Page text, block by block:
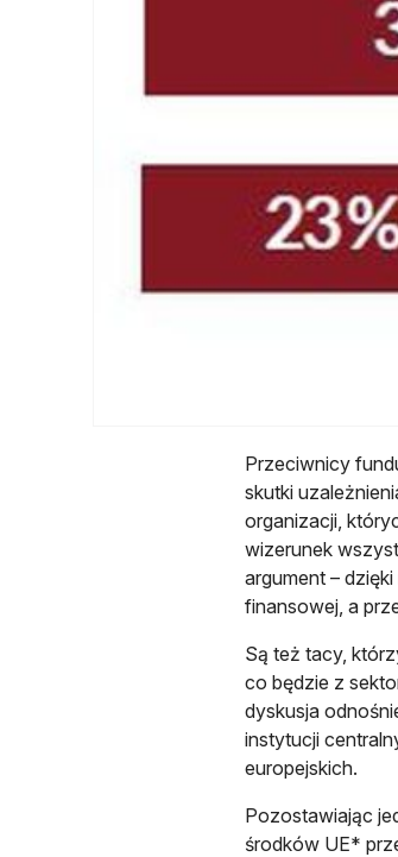
Przeciwnicy
skutki
organizacji,
wizerunek
argument –
finansowej, a
Są też tacy,
co będzie z
dyskusja
instytucji
europejskich.
Pozostawiając
środków UE*